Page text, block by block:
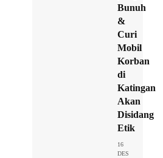
Bunuh
&
Curi
Mobil
Korban
di
Katingan
Akan
Disidang
Etik
16
DES